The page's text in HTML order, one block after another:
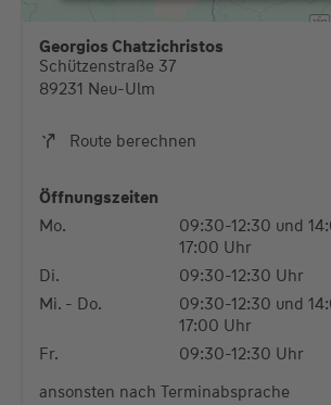
stimmen Sie der Nutzung des
diese Karte anzuzeigen.
Mehr Informationen
Georgios Chatzichristos
Schützenstraße 37
89231 Neu-Ulm
Route berechnen
Öffnungszeiten
Mo.
09:30-12:30 und
17:00 Uhr
Di.
09:30-12:30 Uhr
Mi. - Do.
09:30-12:30 und
17:00 Uhr
Fr.
09:30-12:30 Uhr
ansonsten nach Terminabsprache